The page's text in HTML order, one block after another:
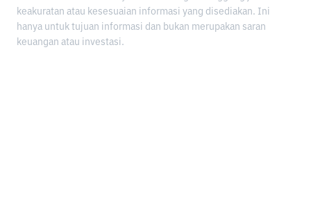
keakuratan atau kesesuaian informasi yang disediakan. Ini
hanya untuk tujuan informasi dan bukan merupakan saran
keuangan atau investasi.